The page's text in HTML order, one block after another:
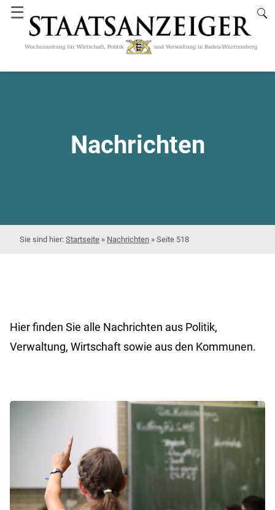
☰
Nachrichten
Startseite » Nachrichten » Seite 518
Hier finden Sie alle Nachrichten aus Politik,
Verwaltung, Wirtschaft sowie aus den Kommunen.